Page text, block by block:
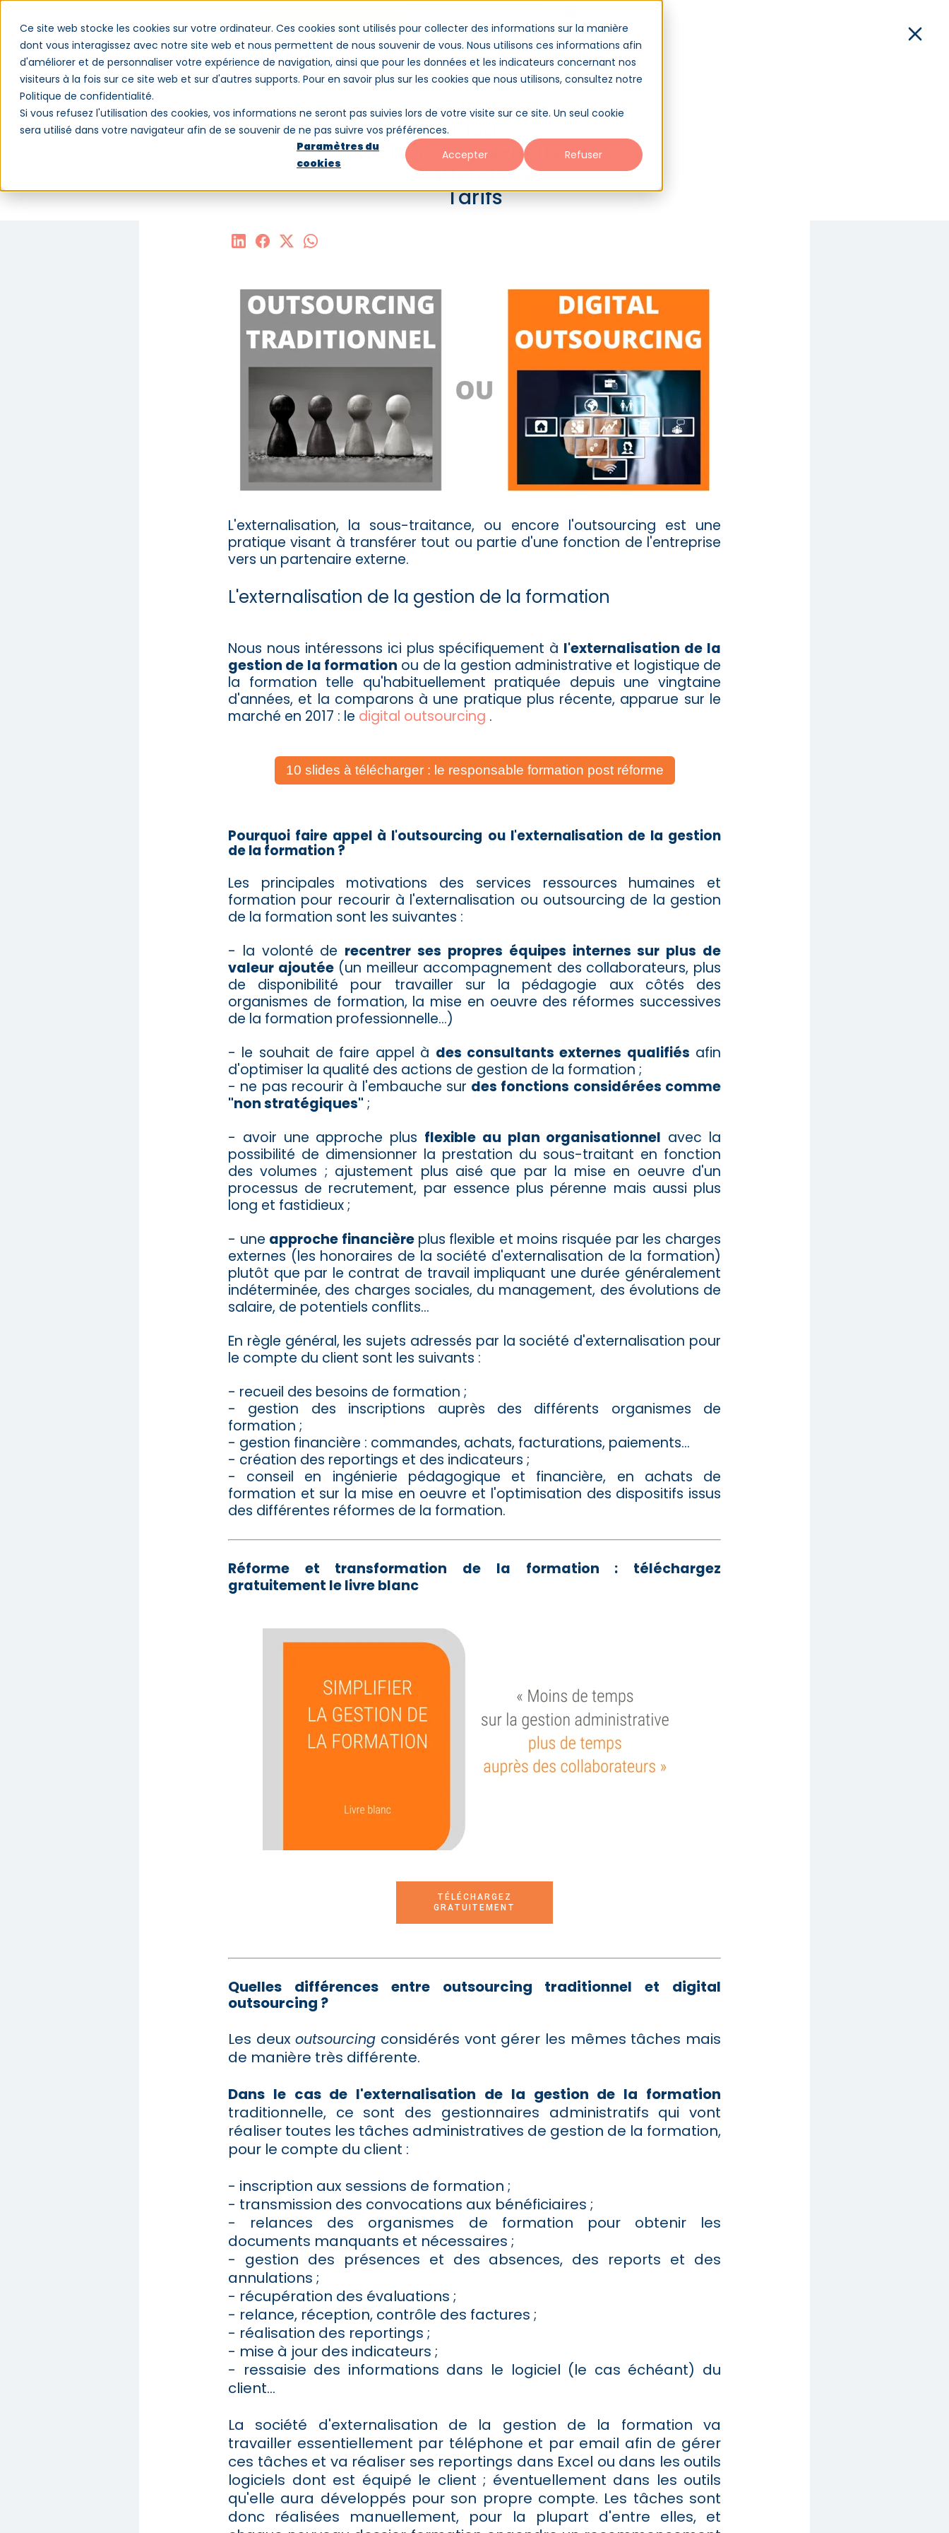
Ce site web stocke les cookies sur votre ordinateur. Ces cookies sont utilisés pour collecter des informations sur la manière
dont vous interagissez avec notre site web et nous permettent de nous souvenir de vous. Nous utilisons ces informations afin
d'améliorer et de personnaliser votre expérience de navigation, ainsi que pour les données et les indicateurs concernant nos
visiteurs à la fois sur ce site web et sur d'autres supports. Pour en savoir plus sur les cookies que nous utilisons, consultez notre
Politique de confidentialité.
Si vous refusez l'utilisation des cookies, vos informations ne seront pas suivies lors de votre visite sur ce site. Un seul cookie
sera utilisé dans votre navigateur afin de se souvenir de ne pas suivre vos préférences.
Paramètres du
cookies
Accepter Refuser
LogicielClientsBlogQui sommes-nous ?PartenairesTarifs
Logiciel
Clients
Qui sommes-nous ?
Partenaires
Tarifs
Outsourcing de la formation traditionnel
ou digital outsourcing ?
L'externalisation, la sous-traitance, ou encore l'outsourcing est une
pratique visant à transférer tout ou partie d'une fonction de l'entreprise
vers un partenaire externe.
L'externalisation de la gestion de la formation
Nous nous intéressons ici plus spécifiquement à l'externalisation de la
gestion de la formation ou de la gestion administrative et logistique de
la formation telle qu'habituellement pratiquée depuis une vingtaine
d'années, et la comparons à une pratique plus récente, apparue sur le
marché en 2017 : le digital outsourcing .
10 slides à télécharger : le responsable formation post réforme
Pourquoi faire appel à l'outsourcing ou l'externalisation de la gestion
de la formation ?
Les principales motivations des services ressources humaines et
formation pour recourir à l'externalisation ou outsourcing de la gestion
de la formation sont les suivantes :
- la volonté de recentrer ses propres équipes internes sur plus de
valeur ajoutée(un meilleur accompagnement des collaborateurs, plus
de disponibilité pour travailler sur la pédagogie aux côtés des
organismes de formation, la mise en oeuvre des réformes successives
de la formation professionnelle...)
- le souhait de faire appel à des consultants externes qualifiés afin
d'optimiser la qualité des actions de gestion de la formation ;
- ne pas recourir à l'embauche sur des fonctions considérées comme
"non stratégiques" ;
- avoir une approche plus flexible au plan organisationnel avec la
possibilité de dimensionner la prestation du sous-traitant en fonction
des volumes ; ajustement plus aisé que par la mise en oeuvre d'un
processus de recrutement, par essence plus pérenne mais aussi plus
long et fastidieux ;
- une approche financière plus flexible et moins risquée par les charges
externes (les honoraires de la société d'externalisation de la formation)
plutôt que par le contrat de travail impliquant une durée généralement
indéterminée, des charges sociales, du management, des évolutions de
salaire, de potentiels conflits...
En règle général, les sujets adressés par la société d'externalisation pour
le compte du client sont les suivants :
- recueil des besoins de formation ;
- gestion des inscriptions auprès des différents organismes de
formation ;
- gestion financière : commandes, achats, facturations, paiements...
- création des reportings et des indicateurs ;
- conseil en ingénierie pédagogique et financière, en achats de
formation et sur la mise en oeuvre et l'optimisation des dispositifs issus
des différentes réformes de la formation.
Réforme et transformation de la formation : téléchargez
gratuitement le livre blanc
TÉLÉCHARGEZ
GRATUITEMENT
Quelles différences entre outsourcing traditionnel et digital
outsourcing ?
Les deuxoutsourcing considérés vont gérer les mêmes tâches mais
de manière très différente.
Dans le cas de l'externalisation de la gestion de la formation
traditionnelle, ce sont des gestionnaires administratifs qui vont
réaliser toutes les tâches administratives de gestion de la formation,
pour le compte du client :
- inscription aux sessions de formation ;
- transmission des convocations aux bénéficiaires ;
- relances des organismes de formation pour obtenir les
documents manquants et nécessaires ;
- gestion des présences et des absences, des reports et des
annulations ;
- récupération des évaluations ;
- relance, réception, contrôle des factures ;
- réalisation des reportings ;
- mise à jour des indicateurs ;
- ressaisie des informations dans le logiciel (le cas échéant) du
client...
La société d'externalisation de la gestion de la formation va
travailler essentiellement par téléphone et par email afin de gérer
ces tâches et va réaliser ses reportings dans Excel ou dans les outils
logiciels dont est équipé le client ; éventuellement dans les outils
qu'elle aura développés pour son propre compte. Les tâches sont
donc réalisées manuellement, pour la plupart d'entre elles, et